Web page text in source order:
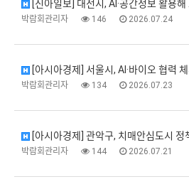
[신아일보] 대전시, AI·공간정보 활용해
박람회관리자 146 2026.07.24
[아시아경제] 서울시, AI·바이오 협력
박람회관리자 134 2026.07.23
[아시아경제] 관악구, 치매안심도시 정
박람회관리자 144 2026.07.21